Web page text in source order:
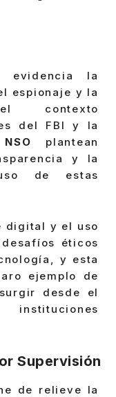
evidencia la
espionaje y la
contexto
del FBI y la
plantean
y la
de estas
digital y el uso
éticos
y esta
ejemplo de
desde el
Supervisión
de relieve la